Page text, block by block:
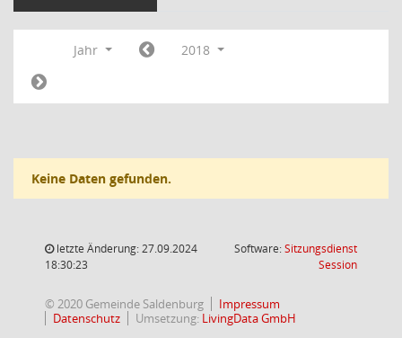
Jahr 2018
Keine Daten gefunden.
letzte Änderung: 27.09.2024
18:30:23
Software:Sitzungsdienst
Session(Wird in
© 2020 Gemeinde Saldenburg
Impressum
Datenschutz
Umsetzung: LivingData GmbH